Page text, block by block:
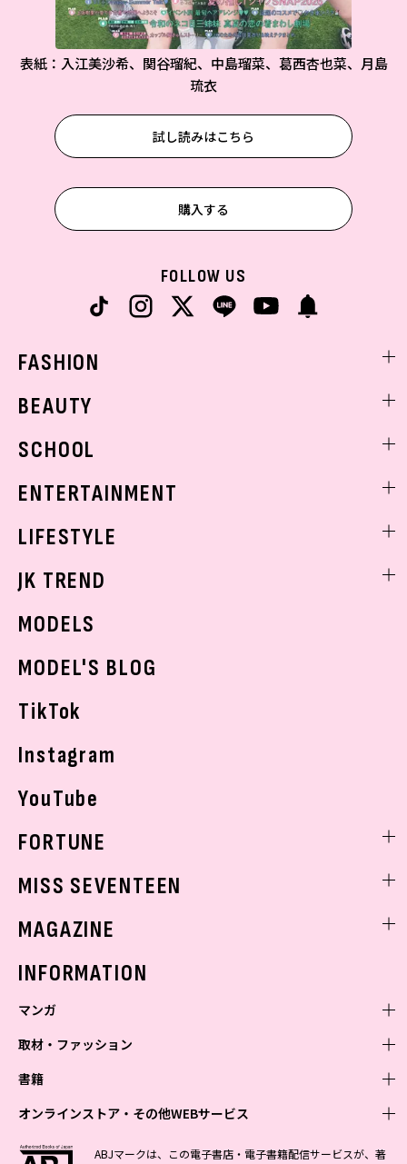
表紙：入江美沙希、関谷瑠紀、中島瑠菜、葛西杏也菜、月島
琉衣
試し読みはこちら
購入する
FOLLOW US
FASHION
着回し
BEAUTY
ベストコスメ
ボディケア
SCHOOL
学校ヘアメイク
ENTERTAINMENT
K-POP
LIFESTYLE
モデルの購入品
JK TREND
MODELS
MODEL'S BLOG
TikTok
Instagram
YouTube
FORTUNE
MISS SEVENTEEN
MAGAZINE
INFORMATION
マンガ
少年マンガ
Vジャンプ
最強ジャンプ
青年マンガ
ZEBRACK
少女マンガ
女性マンガ
取材・ファッション
ファッション・美容
BAILA
芸能・情報・スポーツ
書籍
文芸・文庫・総合
学芸・ノンフィクション・新書
オンラインストア・その他WEBサービス
オンラインストアABJマークは、この電子書店・電子書籍配信サービスが、著